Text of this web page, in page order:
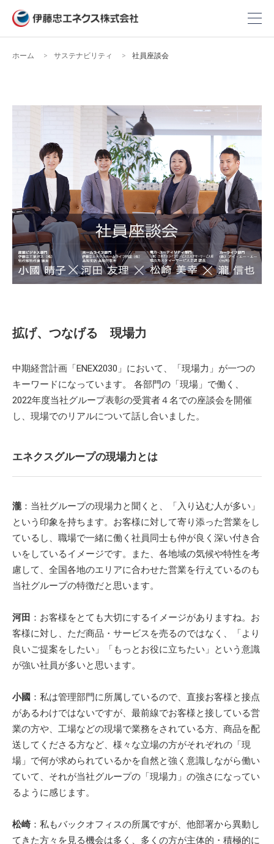
ホーム サステナビリティ 社員座談会
拡げ、つなげる 現場力
中期経営計画「ENEX2030」において、「現場力」が一つの
キーワードになっています。 各部門の「現場」で働く、
2022年度当社グループ表彰の受賞者４名での座談会を開催
し、現場でのリアルについて話し合いました。
エネクスグループの現場力とは
瀧 ：当社グループの現場力と聞くと、「入り込む人が多い」
という印象を持ちます。お客様に対して寄り添った営業をし
ているし、職場で一緒に働く社員同士も仲が良く深い付き合
いをしているイメージです。また、各地域の気候や特性を考
慮して、全国各地のエリアに合わせた営業を行えているのも
当社グループの特徴だと思います。
河田 ：お客様をとても大切にするイメージがありますね。お
客様に対し、ただ商品・サービスを売るのではなく、「より
良いご提案をしたい」「もっとお役に立ちたい」という意識
が強い社員が多いと思います。
小國 ：私は管理部門に所属しているので、直接お客様と接点
があるわけではないですが、最前線でお客様と接している営
業の方や、工場などの現場で業務をされている方、商品を配
送してくださる方など、様々な立場の方がそれぞれの「現
場」で何が求められているかを自然と強く意識しながら働い
ていて、それが当社グループの「現場力」の強さになってい
るように感じます。
松崎：私もバックオフィスの所属ですが、他部署から異動し
てきた方々を見る機会は多く、多くの方が主体的・積極的に